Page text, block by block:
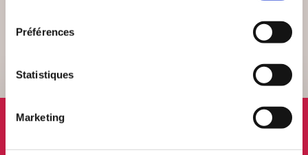
Préférences
Statistiques
Marketing